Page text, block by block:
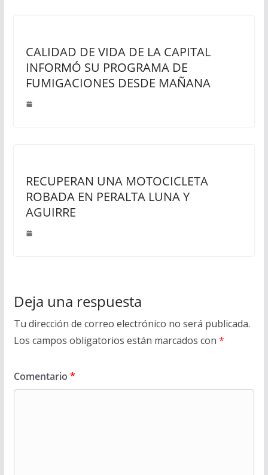
CALIDAD DE VIDA DE LA CAPITAL
INFORMÓ SU PROGRAMA DE
FUMIGACIONES DESDE MAÑANA
RECUPERAN UNA MOTOCICLETA
ROBADA EN PERALTA LUNA Y
AGUIRRE
Deja una respuesta
Tu dirección de correo electrónico no será publicada.
Los campos obligatorios están marcados con *
Comentario *